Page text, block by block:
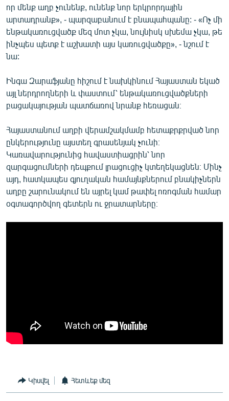
որ մենք աղբ չունենք, ունենք նոր երկրորդային
արտադրանք», - պարզաբանում է բնապահպանը: - «Ոչ մի
ենթակառուցվածք մեզ մոտ չկա, նույնիսկ սխեմա չկա, թե
ինչպես պետք է աշխատի այս կառուցվածքը», - նշում է
նա:
Ինգա Զարաֆյանը հիշում է նախկինում Հայաստան եկած
այլ ներդրողների և փաստում՝ ենթակառուցվածքների
բացակայության պատճառով նրանք հեռացան։
Հայաստանում աղբի վերամշակմամբ հետաքրքրված նոր
ընկերությունը այստեղ գրասենյակ չունի։
Կառավարությունից հավաստիացրին՝ նոր
զարգացումների դեպքում լրացուցիչ կտեղեկացնեն։ Մինչ
այդ, հատկապես գյուղական համայնքներում բնակիչներն
աղբը շարունակում են այրել կամ թափել ոռոգման համար
օգտագործվող գետերն ու ջրատարները։
Կիսվել Հետևեք մեզ